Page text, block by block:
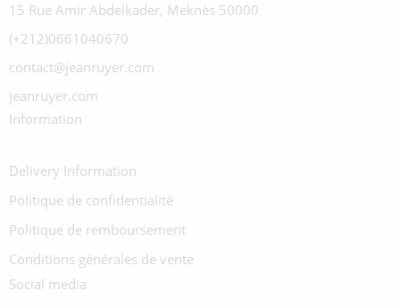
15 Rue Amir Abdelkader, Meknès 50000
(+212)0661040670
contact@jeanruyer.com
jeanruyer.com
Information
Delivery Information
Politique de confidentialité
Politique de remboursement
Conditions générales de vente
Social media